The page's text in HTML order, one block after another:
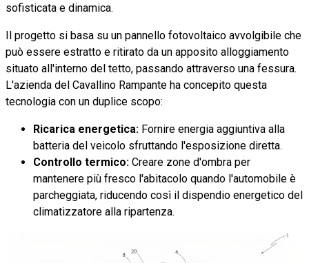
sofisticata e dinamica.
Il progetto si basa su un pannello fotovoltaico avvolgibile che
può essere estratto e ritirato da un apposito alloggiamento
situato all'interno del tetto, passando attraverso una fessura.
L'azienda del Cavallino Rampante ha concepito questa
tecnologia con un duplice scopo:
Ricarica energetica: Fornire energia aggiuntiva alla
batteria del veicolo sfruttando l'esposizione diretta.
Controllo termico: Creare zone d'ombra per
mantenere più fresco l'abitacolo quando l'automobile è
parcheggiata, riducendo così il dispendio energetico del
climatizzatore alla ripartenza.